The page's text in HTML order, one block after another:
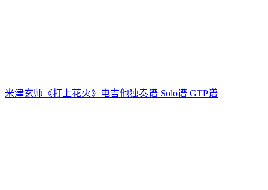
米津玄师《打上花火》电吉他独奏谱 Solo谱 GTP谱